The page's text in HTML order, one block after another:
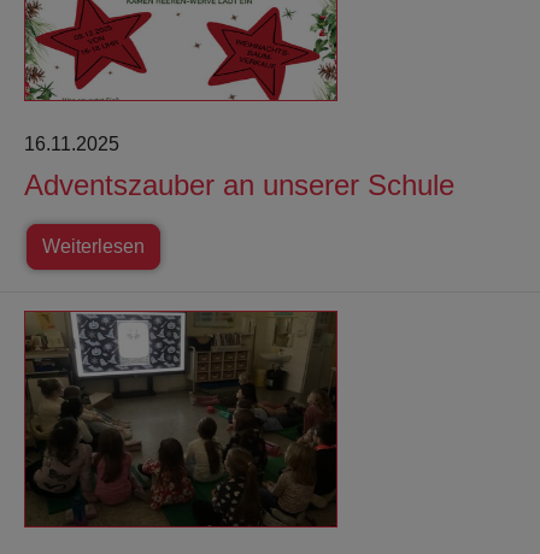
16.11.2025
Adventszauber an unserer Schule
Weiterlesen